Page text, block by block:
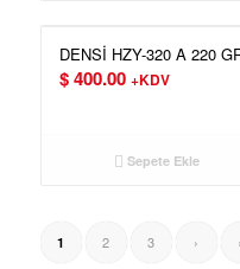
DENSİ HZY-320 A 220
$400.00 +KDV
Sepete Ekle
1 2 3 ›